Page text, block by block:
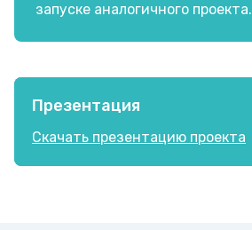
запуске аналогичного проекта.
Презентация
Скачать презентацию проекта